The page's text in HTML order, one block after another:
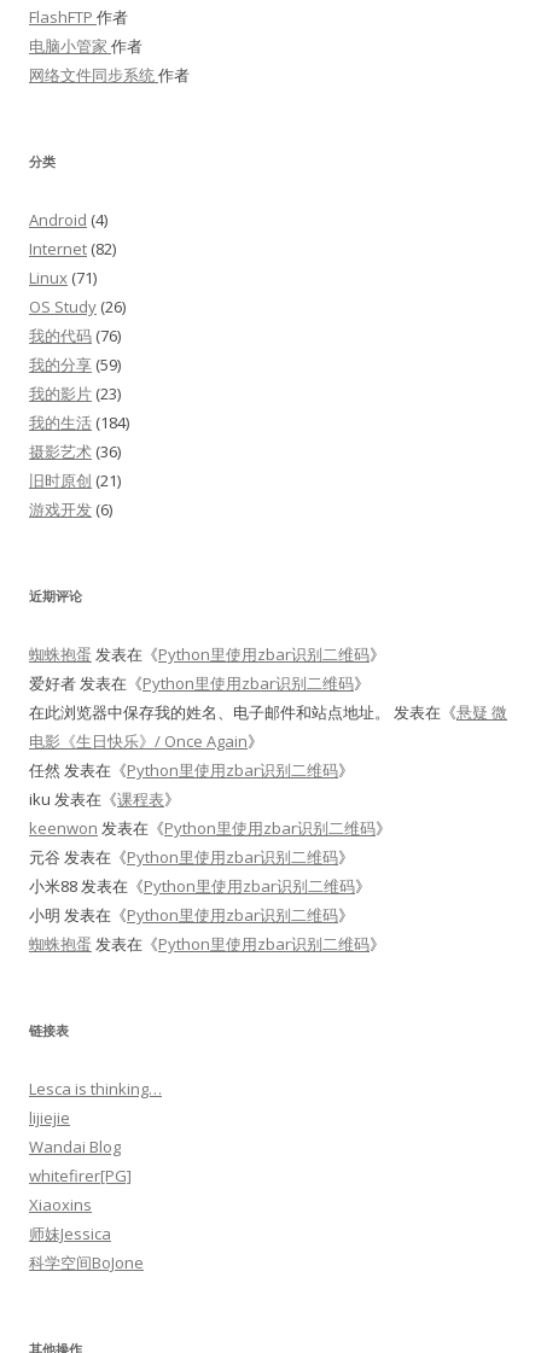
FlashFTP 作者
电脑小管家 作者
网络文件同步系统作者
分类
Android (4)
Internet (82)
Linux (71)
OS Study (26)
我的代码 (76)
我的分享 (59)
我的影片 (23)
我的生活 (184)
摄影艺术 (36)
旧时原创 (21)
游戏开发 (6)
近期评论
蜘蛛抱蛋 发表在《Python里使用zbar识别二维码》
爱好者发表在《Python里使用zbar识别二维码》
在此浏览器中保存我的姓名、电子邮件和站点地址。
发表在《悬疑 微
电影《生日快乐》/ Once Again》
任然 发表在《Python里使用zbar识别二维码》
iku 发表在《课程表》
keenwon 发表在《Python里使用zbar识别二维码》
元谷发表在《Python里使用zbar识别二维码》
小米88发表在《Python里使用zbar识别二维码》
小明 发表在《Python里使用zbar识别二维码》
蜘蛛抱蛋 发表在《Python里使用zbar识别二维码》
链接表
Lesca is thinking…
lijiejie
Wandai Blog
whitefirer[PG]
Xiaoxins
师妹Jessica
科学空间BoJone
其他操作